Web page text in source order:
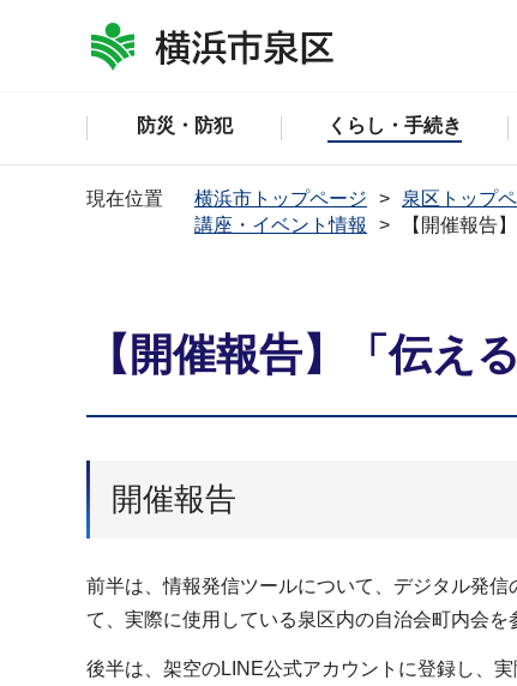
防災・防犯 くらし・手続き
現在位置 横浜市トップページ 泉区トップ
講座・イベント情報
【開催報告
【開催報告】「伝え
開催報告
前半は、情報発信ツールについて、デジタル発
て、実際に使用している泉区内の自治会町内会
後半は、架空のLINE公式アカウントに登録し、